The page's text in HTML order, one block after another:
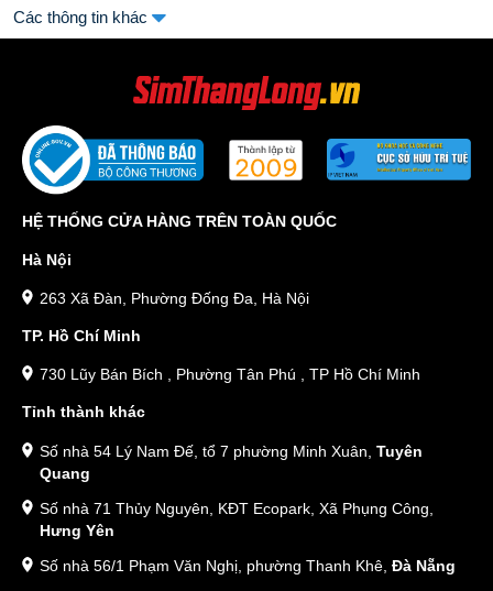
Các thông tin khác
HỆ THỐNG CỬA HÀNG TRÊN TOÀN QUỐC
Hà Nội
263 Xã Đàn, Phường Đống Đa, Hà Nội
TP. Hồ Chí Minh
730 Lũy Bán Bích , Phường Tân Phú , TP Hồ Chí Minh
Tỉnh thành khác
Số nhà 54 Lý Nam Đế, tổ 7 phường Minh Xuân, Tuyên
Quang
Số nhà 71 Thủy Nguyên, KĐT Ecopark, Xã Phụng Công,
Hưng Yên
Số nhà 56/1 Phạm Văn Nghị, phường Thanh Khê, Đà Nẵng